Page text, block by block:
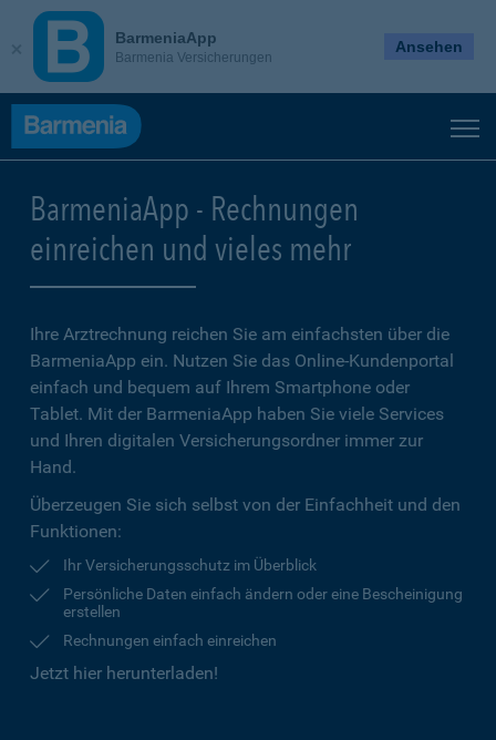
BarmeniaApp - Rechnungen
einreichen und vieles mehr
Ihre Arztrechnung reichen Sie am einfachsten über die
BarmeniaApp ein. Nutzen Sie das Online-Kundenportal
einfach und bequem auf Ihrem Smartphone oder
Tablet. Mit der BarmeniaApp haben Sie viele Services
und Ihren digitalen Versicherungsordner immer zur
Hand.
Überzeugen Sie sich selbst von der Einfachheit und den
Funktionen:
Ihr Versicherungsschutz im Überblick
Persönliche Daten einfach ändern oder eine Bescheinigung
erstellen
Rechnungen einfach einreichen
Jetzt hier herunterladen!
BarmeniaApp
Barmenia Versicherungen
Ansehen